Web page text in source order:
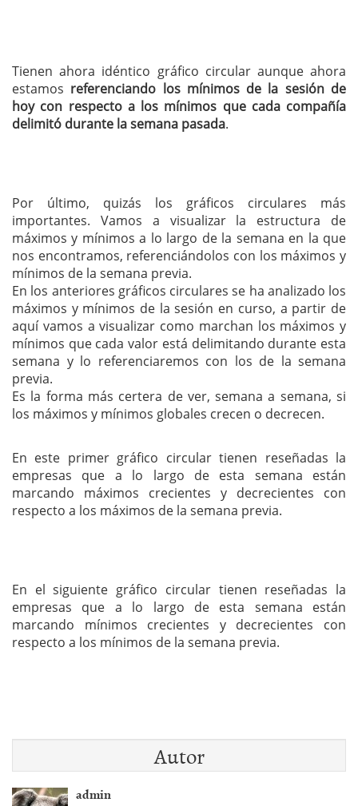
Tienen ahora idéntico gráfico circular aunque ahora
estamos referenciando los mínimos de la sesión de
hoy con respecto a los mínimos que cada compañía
delimitó durante la semana pasada.
Por último, quizás los gráficos circulares más
importantes. Vamos a visualizar la estructura de
máximos y mínimos a lo largo de la semana en la que
nos encontramos, referenciándolos con los máximos y
mínimos de la semana previa.
En los anteriores gráficos circulares se ha analizado los
máximos y mínimos de la sesión en curso, a partir de
aquí vamos a visualizar como marchan los máximos y
mínimos que cada valor está delimitando durante esta
semana y lo referenciaremos con los de la semana
previa.
Es la forma más certera de ver, semana a semana, si
los máximos y mínimos globales crecen o decrecen.
En este primer gráfico circular tienen reseñadas la
empresas que a lo largo de esta semana están
marcando máximos crecientes y decrecientes con
respecto a los máximos de la semana previa.
En el siguiente gráfico circular tienen reseñadas la
empresas que a lo largo de esta semana están
marcando mínimos crecientes y decrecientes con
respecto a los mínimos de la semana previa.
Autor
admin